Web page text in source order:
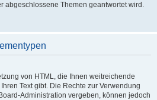
abgeschlossene Themen geantwortet wird.
von HTML, die Ihnen weitreichende
Text gibt. Die Rechte zur Verwendung
Administration vergeben, können jedoch